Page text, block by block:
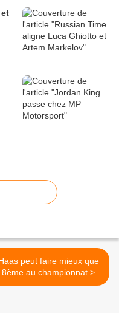
peut faire mieux que
8ème au championnat >